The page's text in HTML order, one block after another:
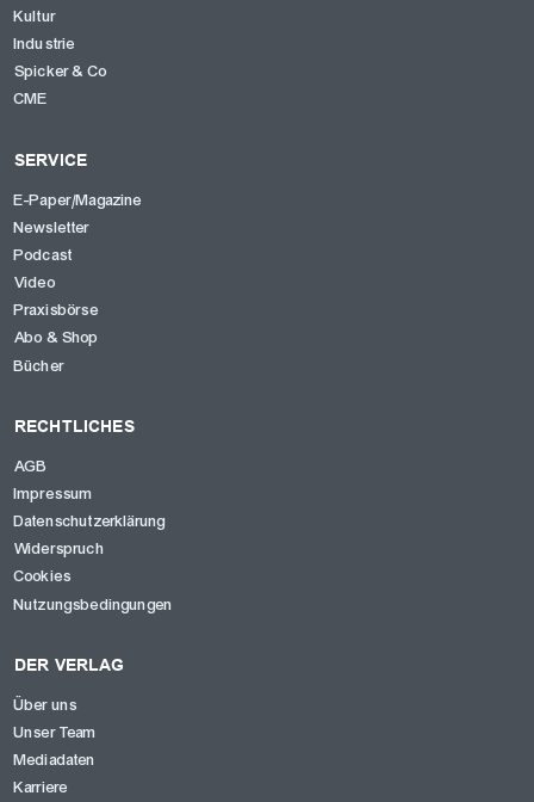
Kultur
Industrie
Spicker & Co
CME
SERVICE
E-Paper/Magazine
Newsletter
Podcast
Video
Praxisbörse
Abo & Shop
Bücher
RECHTLICHES
AGB
Impressum
Datenschutzerklärung
Widerspruch
Cookies
Nutzungsbedingungen
DER VERLAG
Über uns
Unser Team
Mediadaten
Karriere